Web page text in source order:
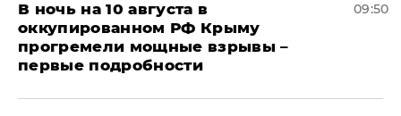
В ночь на 10 августа в
оккупированном РФ Крыму
прогремели мощные взрывы –
первые подробности
09:50